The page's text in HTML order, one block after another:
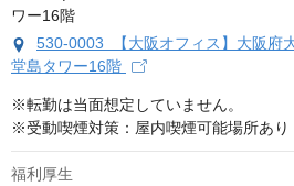
530-0003 【大阪オフィス】大阪府
堂島タワー16階
※転勤は当面想定していません。
※受動喫煙対策：屋内喫煙可能場所あり
福利厚生